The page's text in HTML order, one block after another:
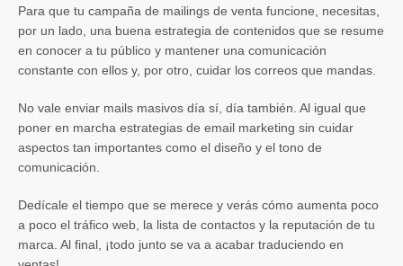
Para que tu campaña de mailings de venta funcione, necesitas,
por un lado, una buena estrategia de contenidos que se resume
en conocer a tu público y mantener una comunicación
constante con ellos y, por otro, cuidar los correos que mandas.
No vale enviar mails masivos día sí, día también. Al igual que
poner en marcha estrategias de email marketing sin cuidar
aspectos tan importantes como el diseño y el tono de
comunicación.
Dedícale el tiempo que se merece y verás cómo aumenta poco
a poco el tráfico web, la lista de contactos y la reputación de tu
marca. Al final, ¡todo junto se va a acabar traduciendo en